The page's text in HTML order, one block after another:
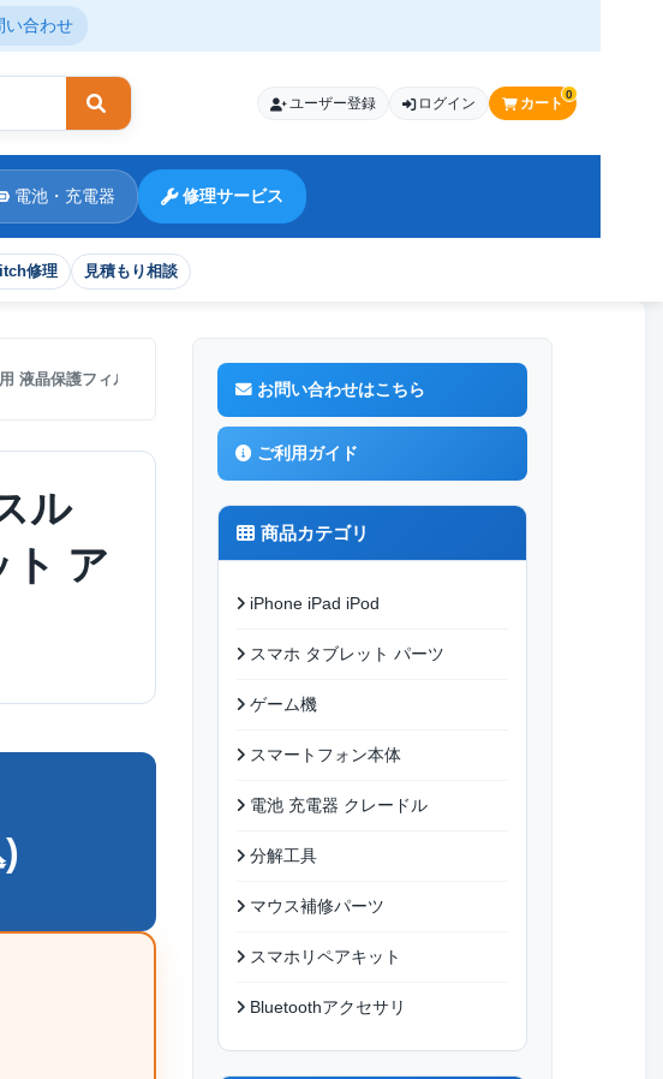
い合わせ
検索
修理 見積もり相談
ユーザー登録 ログイン カート
0
電池・充電器 修理サービス
液晶保護フィルムセット アンチグレアタイプ
ル
ト ア
お問い合わせはこちら
ご利用ガイド
商品カテゴリ
iPhone iPad iPod
スマホ タブレット パーツ
ゲーム機
スマートフォン本体
電池 充電器 クレードル
分解工具
マウス補修パーツ
スマホリペアキット
Bluetoothアクセサリ